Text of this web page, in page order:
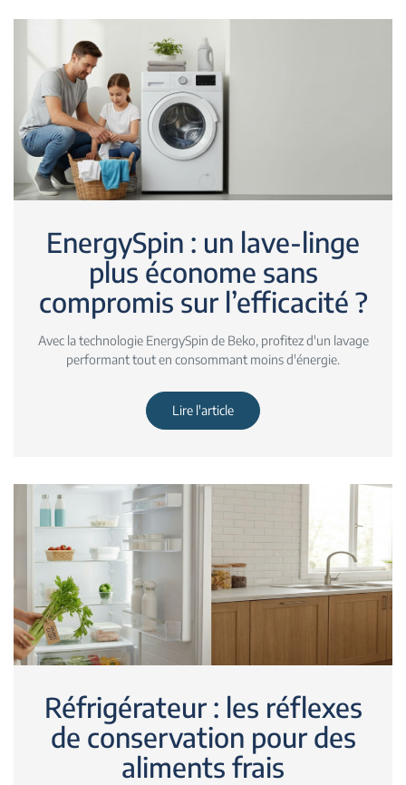
EnergySpin : un lave-linge
plus économe sans
compromis sur l’efficacité ?
Avec la technologie EnergySpin de Beko, profitez d'un lavage
performant tout en consommant moins d'énergie.
Lire l'article
Réfrigérateur : les réflexes
de conservation pour des
aliments frais